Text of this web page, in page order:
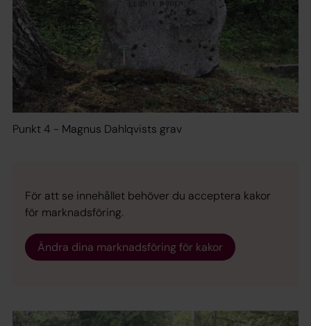
Punkt 4 - Magnus Dahlqvists grav
För att se innehållet behöver du acceptera kakor
för marknadsföring.
Ändra dina marknadsföring för kakor